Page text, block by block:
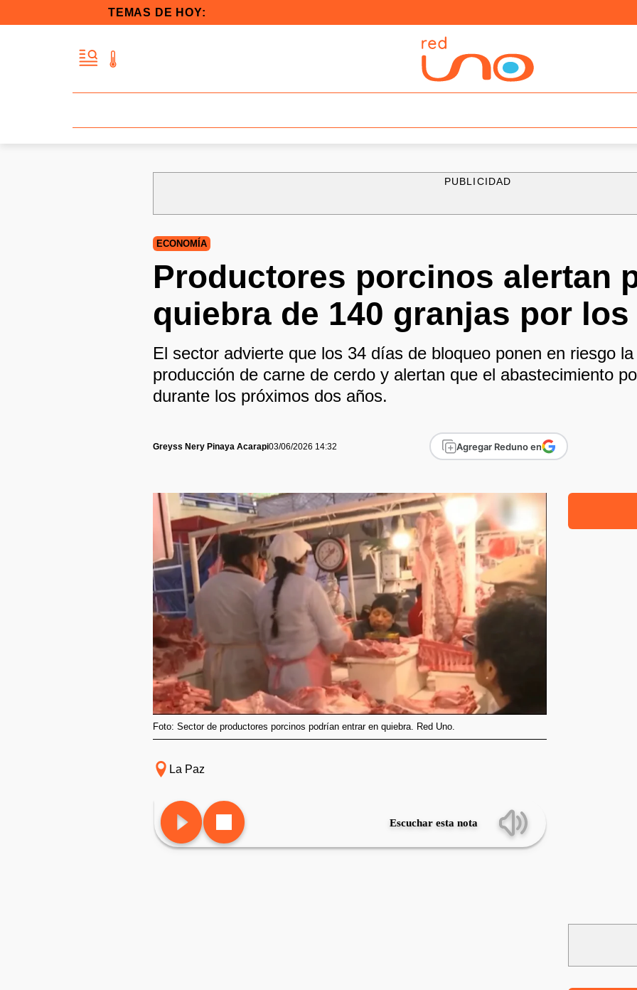
TEMAS DE HOY:
PUBLICIDAD
ECONOMÍA
Productores porcinos alertan
quiebra de 140 granjas por
El sector advierte que los 34 días de bloqueo ponen en riesgo
producción de carne de cerdo y alertan que el abastecimiento
durante los próximos dos años.
Greyss Nery Pinaya Acarapi03/06/2026 14:32 Agregar Reduno en
Foto: Sector de productores porcinos podrían entrar en quiebra. Red Uno.
La Paz
Escuchar esta nota